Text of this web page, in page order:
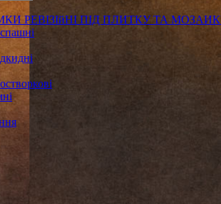
РЕВІЗІйНІ ПІД ПЛИТКУ ТА